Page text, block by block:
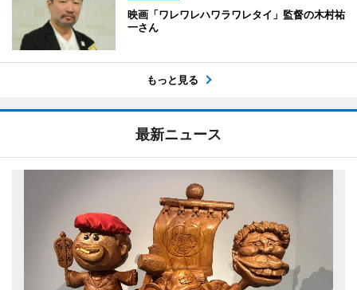
映画「ワレワレハワラワレタイ」監督の木村祐
一さん
もっと見る
最新ニュース